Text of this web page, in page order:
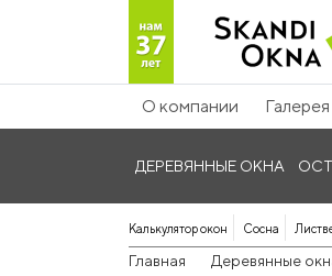
О компании
ДЕРЕВЯННЫЕ ОКНА
Калькулятор окон Сосна
Панорамные дерево-алюминиевые
Главная Деревянные